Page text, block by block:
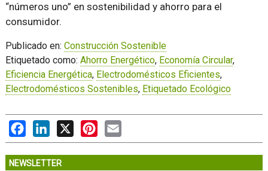
“números uno” en sostenibilidad y ahorro para el
consumidor.
Publicado en: Construcción Sostenible
Etiquetado como: Ahorro Energético, Economía Circular,
Eficiencia Energética, Electrodomésticos Eficientes,
Electrodomésticos Sostenibles, Etiquetado Ecológico
FacebookLinkedIn
X PinterestEmail
NEWSLETTER